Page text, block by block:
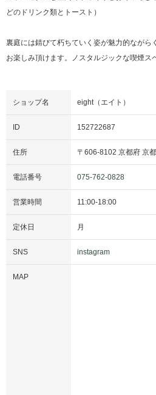
どのドリンク類とトースト）
裏庭には錆びて朽ちていく姿が魅力的ながら
お楽しみ頂けます。ノスタルジックな喫煙ス
ショップ名 eight（エイト）
ID 152722687
住所 〒 606-8102 京都府 京
電話番号 075-762-0828
営業時間 11:00-18:00
定休日 月
SNS instagram
MAP